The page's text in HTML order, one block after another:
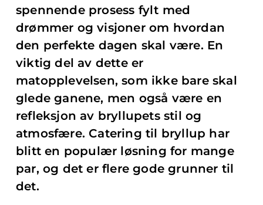
spennende prosess fylt med
drømmer og visjoner om hvordan
den perfekte dagen skal være. En
viktig del av dette er
matopplevelsen, som ikke bare skal
glede ganene, men også være en
refleksjon av bryllupets stil og
atmosfære. Catering til bryllup har
blitt en populær løsning for mange
par, og det er flere gode grunner til
det.